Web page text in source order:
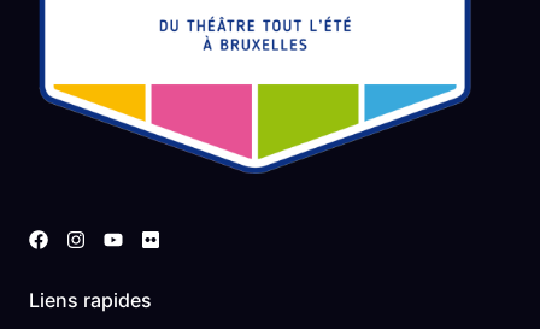
Liens rapides